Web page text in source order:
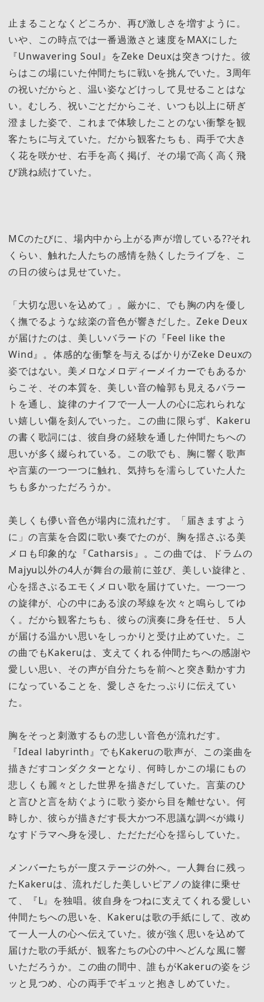
止まることなくどころか、再び激しさを増すように。
いや、この時点では一番過激さと速度をMAXにした
『Unwavering Soul』をZeke Deuxは突きつけた。彼
らはこの場にいた仲間たちに戦いを挑んでいた。3周年
の祝いだからと、温い姿などけっして見せることはな
い。むしろ、祝いごとだからこそ、いつも以上に研ぎ
澄ました姿で、これまで体験したことのない衝撃を観
客たちに与えていた。だから観客たちも、両手で大き
く花を咲かせ、右手を高く掲げ、その場で高く高く飛
び跳ね続けていた。
MCのたびに、場内中から上がる声が増している??それ
くらい、触れた人たちの感情を熱くしたライブを、こ
の日の彼らは見せていた。
「大切な思いを込めて」。厳かに、でも胸の内を優し
く撫でるような絃楽の音色が響きだした。Zeke Deux
が届けたのは、美しいバラードの『Feel like the
Wind』。体感的な衝撃を与えるばかりがZeke Deuxの
姿ではない。美メロなメロディーメイカーでもあるか
らこそ、その本質を、美しい音の輪郭も見えるバラー
トを通し、旋律のナイフで一人一人の心に忘れられな
い嬉しい傷を刻んでいった。この曲に限らず、Kakeru
の書く歌詞には、彼自身の経験を通した仲間たちへの
思いが多く綴られている。この歌でも、胸に響く歌声
や言葉の一つ一つに触れ、気持ちを濡らしていた人た
ちも多かっただろうか。
美しくも儚い音色が場内に流れだす。「届きますよう
に」の言葉を合図に歌い奏でたのが、胸を揺さぶる美
メロも印象的な『Catharsis』。この曲では、ドラムの
Majyu以外の4人が舞台の最前に並び、美しい旋律と、
心を揺さぶるエモくメロい歌を届けていた。一つ一つ
の旋律が、心の中にある涙の琴線を次々と鳴らしてゆ
く。だから観客たちも、彼らの演奏に身を任せ、５人
が届ける温かい思いをしっかりと受け止めていた。こ
の曲でもKakeruは、支えてくれる仲間たちへの感謝や
愛しい思い、その声が自分たちを前へと突き動かす力
になっていることを、愛しさをたっぷりに伝えてい
た。
胸をそっと刺激するもの悲しい音色が流れだす。
『Ideal labyrinth』でもKakeruの歌声が、この楽曲を
描きだすコンダクターとなり、何時しかこの場にもの
悲しくも麗々とした世界を描きだしていた。言葉のひ
と言ひと言を紡ぐように歌う姿から目を離せない。何
時しか、彼らが描きだす長大かつ不思議な調べが織り
なすドラマへ身を浸し、ただただ心を揺らしていた。
メンバーたちが一度ステージの外へ。一人舞台に残っ
たKakeruは、流れだした美しいピアノの旋律に乗せ
て、『L』を独唱。彼自身をつねに支えてくれる愛しい
仲間たちへの思いを、Kakeruは歌の手紙にして、改め
て一人一人の心へ伝えていた。彼が強く思いを込めて
届けた歌の手紙が、観客たちの心の中へどんな風に響
いただろうか。この曲の間中、誰もがKakeruの姿をジ
ッと見つめ、心の両手でギュッと抱きしめていた。